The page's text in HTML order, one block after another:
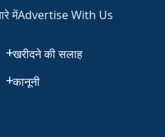
मेंAdvertise With Us
खरीदने की सलाह
कानूनी